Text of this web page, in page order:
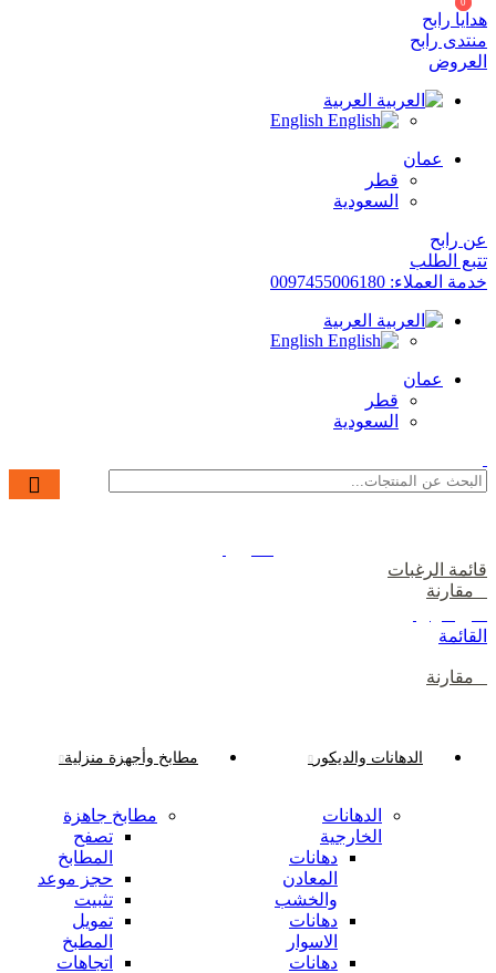
هدايا رابح
منتدى رابح
العروض
العربية
English
عمان
قطر
السعودية
عن رابح
تتبع الطلب
خدمة العملاء: 0097455006180
العربية
English
عمان
قطر
السعودية
قائمة الرغبات
مقارنة
0
القائمة
مقارنة
الدهانات والديكور
الدهانات
الخارجية
دهانات
المعادن
والخشب
دهانات
الاسوار
دهانات
مطابخ وأجهزة منزلية
مطابخ جاهزة
تصفح
المطابخ
حجز موعد
تثبيت
تمويل
المطبخ
اتجاهات
0